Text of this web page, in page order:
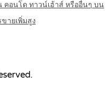
อนโด ทาวน์เฮ้าส์ หรืออื่นๆ บน
ขายเพิ่มสูง